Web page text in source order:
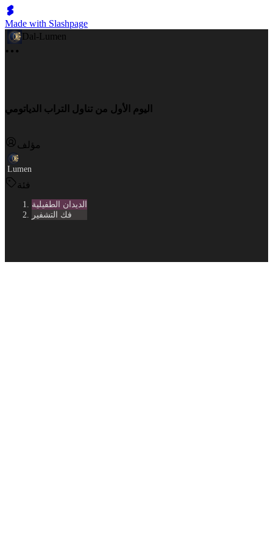
Made with Slashpage
Dal-Lumen
اليوم الأول من تناول التراب الدياتومي
مؤلف
Lumen
فئة
الديدان الطفيلية
فك التشفير